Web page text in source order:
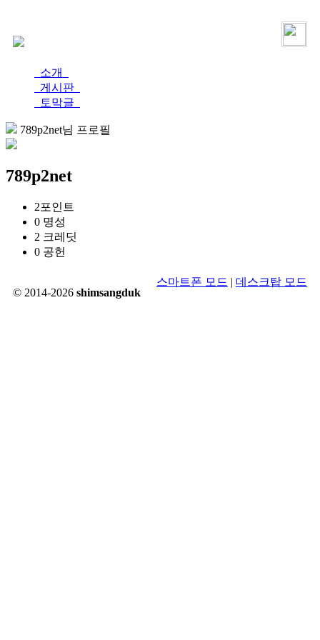
소개
게시판
토막글
789p2net님 프로필
789p2net
2포인트
0 명성
2 크레딧
0 공헌
© 2014-2026 shimsangduk
스마트폰 모드 | 데스크탑 모드